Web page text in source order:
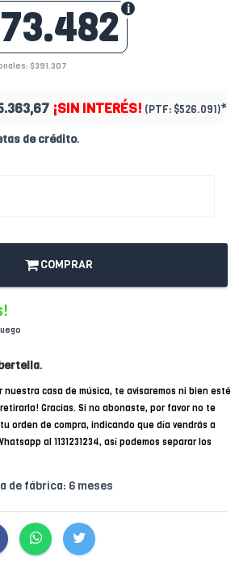
$391.307
¡SIN INTERÉS! (PTF: $526.091)*
de crédito.
COMPRAR
.
casa de música, te avisaremos ni bien esté
Gracias. Si no abonaste, por favor no te
orden de compra, indicando que día vendrás a
al 1131231234, así podemos separar los
de fábrica: 6 meses